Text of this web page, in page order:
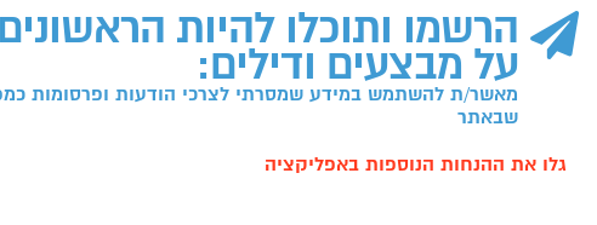
הרשמו ותוכלו להיות
על מבצעים ודילים:
מאשר/ת להשתמש במידע שמסרתי לצרכי הודעות ופרסומות
שבאתר
גלו את ההנחות הנוספות באפליקציה